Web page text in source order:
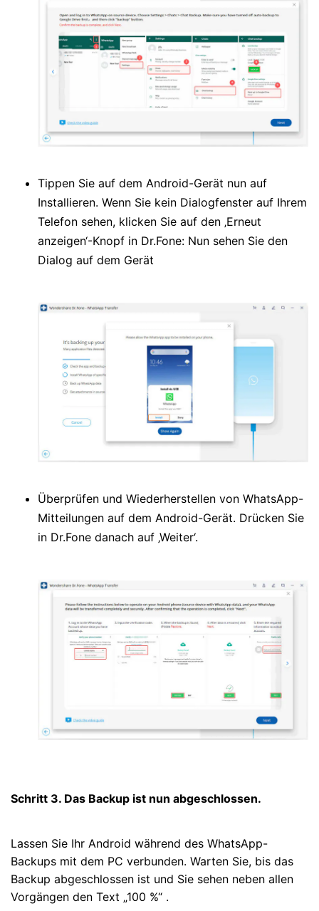
Tippen Sie auf dem Android-Gerät nun auf
Installieren. Wenn Sie kein Dialogfenster auf Ihrem
Telefon sehen, klicken Sie auf den ‚Erneut
anzeigen‘-Knopf in Dr.Fone: Nun sehen Sie den
Dialog auf dem Gerät
Überprüfen und Wiederherstellen von WhatsApp-
Mitteilungen auf dem Android-Gerät. Drücken Sie
in Dr.Fone danach auf ‚Weiter‘.
Schritt 3. Das Backup ist nun abgeschlossen.
Lassen Sie Ihr Android während des WhatsApp-
Backups mit dem PC verbunden. Warten Sie, bis das
Backup abgeschlossen ist und Sie sehen neben allen
Vorgängen den Text „100 %“ .